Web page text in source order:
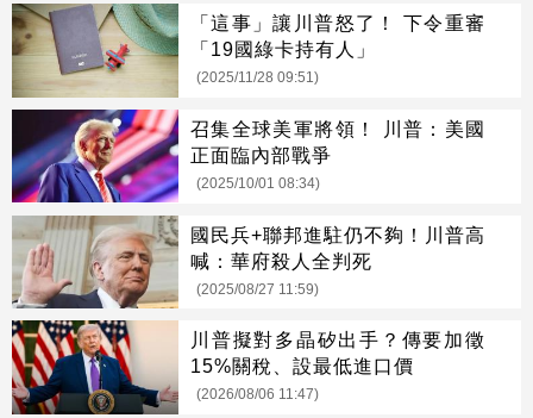
「這事」讓川普怒了！ 下令重審
「19國綠卡持有人」
(2025/11/28 09:51)
召集全球美軍將領！ 川普：美國
正面臨內部戰爭
(2025/10/01 08:34)
國民兵+聯邦進駐仍不夠！川普高
喊：華府殺人全判死
(2025/08/27 11:59)
川普擬對多晶矽出手？傳要加徵
15%關稅、設最低進口價
(2026/08/06 11:47)